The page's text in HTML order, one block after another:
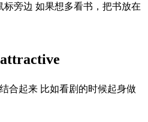
标旁边 如果想多看书，把书放在
合起来 比如看剧的时候起身做